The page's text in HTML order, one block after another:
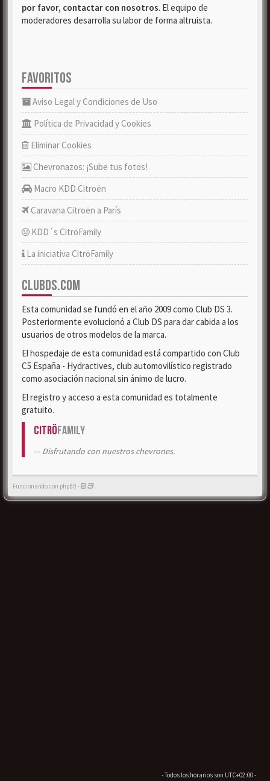
por favor, contactar con nosotros. El equipo de
moderadores desarrolla su labor de forma altruista.
FAVORITOS
Aviso Legal y Condiciones de Uso
Política de Privacidad y Cookies
Eliminar Cookies
Chevronazos: ¡Sube tus fotos!
Macro KDD Citroën
Caravana Citroën a París
KDD´s CitröFamily
La iniciativa CitröFamily
CLUBDS.COM
Esta comunidad se fundó en el año 2009 como Club DS 3.
Posteriormente evolucionó a Club DS para dar cabida a los
usuarios de otros modelos de la marca.
El hospedaje de esta comunidad está compartido con Club
C5 España - Hydractives, club automovilístico registrado
como asociación nacional sin ánimo de lucro.
El registro y acceso a esta comunidad es totalmente
gratuito.
CitröFamily
Disfrutando con nuestros chevrones.
Funcionando con phpBB -
- Todos los horarios son UTC+02:00-